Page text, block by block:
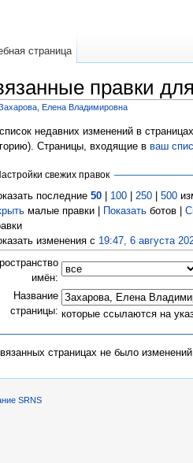
правки
Елена Владимировна
недавних изменений в
Страницы, входящие в ваш
свежих правок
последние 50| 100| 250| 500
малые правки | Показатьботов |
изменения с 19:47, 6 августа
имён:
Название
страницы: которые ссылаются на
страницах не было
страница
SRNS